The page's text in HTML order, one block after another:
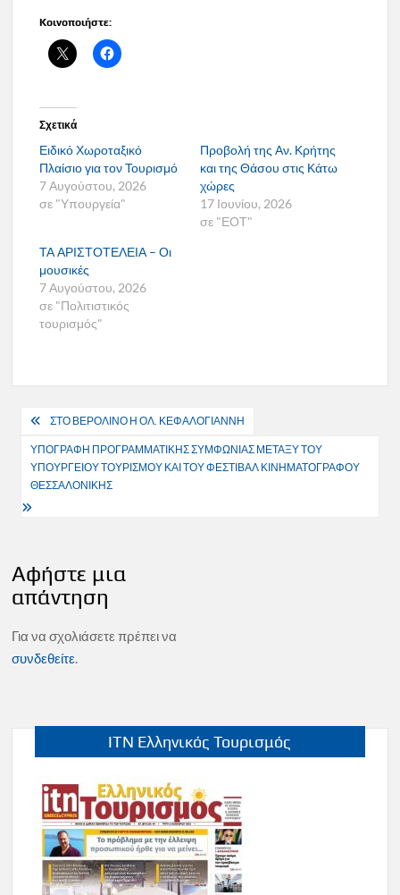
Κοινοποιήστε:
Σχετικά
Ειδικό Χωροταξικό
Πλαίσιο για τον Τουρισμό
7 Αυγούστου, 2026
σε "Υπουργεία"
Προβολή της Αν. Κρήτης
και της Θάσου στις Κάτω
χώρες
17 Ιουνίου, 2026
σε "ΕΟΤ"
ΤΑ ΑΡΙΣΤΟΤΕΛΕΙΑ – Οι
μουσικές
7 Αυγούστου, 2026
σε "Πολιτιστικός
τουρισμός"
Πλοήγηση
άρθρων
ΣΤΟ ΒΕΡΟΛΙΝΟ Η ΟΛ. ΚΕΦΑΛΟΓΙΑΝΝΗ
ΥΠΟΓΡΑΦΗ ΠΡΟΓΡΑΜΜΑΤΙΚΗΣ ΣΥΜΦΩΝΙΑΣ ΜΕΤΑΞΥ ΤΟΥ
ΥΠΟΥΡΓΕΙΟΥ ΤΟΥΡΙΣΜΟΥ ΚΑΙ ΤΟΥ ΦΕΣΤΙΒΑΛ ΚΙΝΗΜΑΤΟΓΡΑΦΟΥ
ΘΕΣΣΑΛΟΝΙΚΗΣ
Αφήστε μια
απάντηση
Για να σχολιάσετε πρέπει να
συνδεθείτε
ITN Ελληνικός Τουρισμός